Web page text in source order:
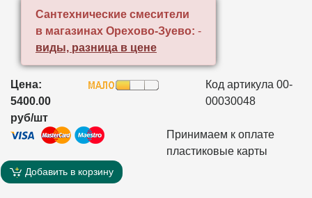
Сантехнические смесители
в магазинах Орехово-Зуево: -
виды, разница в цене
Цена:
5400.00
руб/шт
Код артикула 00-
00030048
Принимаем к оплате
пластиковые карты
Добавить в корзину